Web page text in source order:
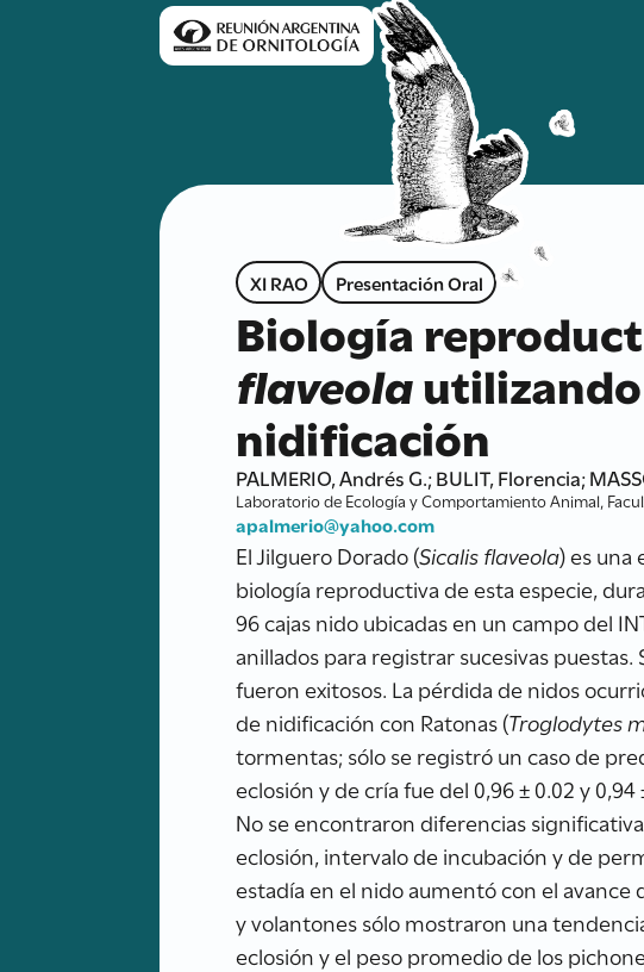
XI RAO Presentación Oral
Biología
flaveola
nidificación
PALMERIO, Andrés G.; BULIT, Florencia;
Laboratorio de Ecología y Comportamiento Animal,
apalmerio@yahoo.com
El Jilguero Dorado (Sicalis flaveola) es una
biología reproductiva de esta especie,
96 cajas nido ubicadas en un campo del
anillados para registrar sucesivas
fueron exitosos. La pérdida de nidos
de nidificación con Ratonas (Troglodytes
tormentas; sólo se registró un caso de
eclosión y de cría fue del 0,96 ± 0.02 y
No se encontraron diferencias
eclosión, intervalo de incubación y de
estadía en el nido aumentó con el
y volantones sólo mostraron una
eclosión y el peso promedio de los